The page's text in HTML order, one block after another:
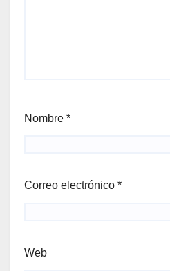
Nombre *
Correo electrónico *
Web